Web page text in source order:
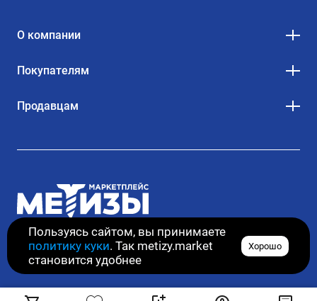
Пользуясь сайтом, вы принимаете
политику куки. Так metizy.market
становится удобнее
Хорошо
© 2020–2026. Все права защищены
О компании
Покупателям
Продавцам